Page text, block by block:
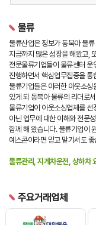
물류
물류산업은 정보가 동북아 물
지금까지 많은 성장을 해왔고,
전문물류기업들이 물류센터
진행하면서 핵심업무집중을 통
물류기업들은 이러한 아웃소싱
있게 되 동북아 물류의 리더로
물류기업이 아웃소싱업체를 선
아닌 업무에 대한 이해와 전문
함께 해 왔습니다. 물류기업이
예스콘이라면 믿고 맡기셔도 좋
물류관리, 지게차운전, 상하차
주요거래업체